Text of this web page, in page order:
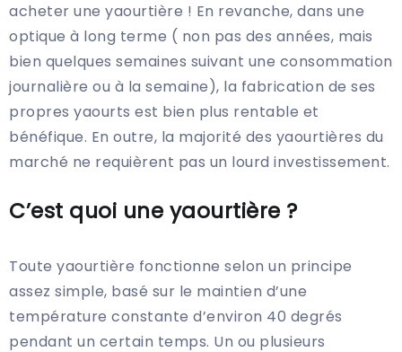
acheter une yaourtière ! En revanche, dans une
optique à long terme ( non pas des années, mais
bien quelques semaines suivant une consommation
journalière ou à la semaine), la fabrication de ses
propres yaourts est bien plus rentable et
bénéfique. En outre, la majorité des yaourtières du
marché ne requièrent pas un lourd investissement.
C’est quoi une yaourtière ?
Toute yaourtière fonctionne selon un principe
assez simple, basé sur le maintien d’une
température constante d’environ 40 degrés
pendant un certain temps. Un ou plusieurs